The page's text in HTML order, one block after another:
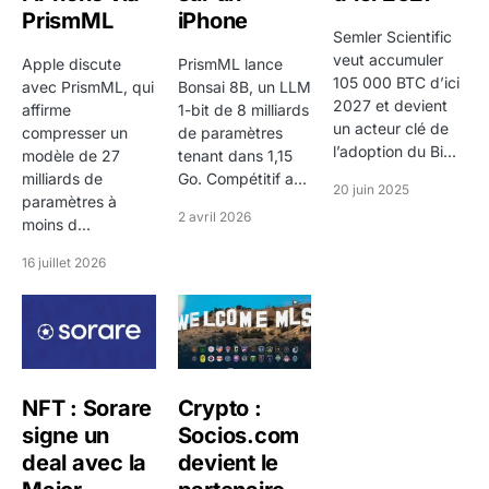
de l'entreprise font aussi partie du contexte à
surveiller. Ils influencent la base d'investisseurs, la
sensibilité à certaines données macro et parfois la
manière dont le titre est valorisé face à ses pairs.
Comment evolue le cours de Michelin
(CGDE) sur les differents horizons de
temps ?
variation de 1,14%. Ce repere est utile pour suivre la
seance, mais il reste insuffisant s'il est observe seul.
Pour distinguer un simple bruit de marche d'un
mouvement plus structurel, il faut aussi regarder la
trajectoire sur cinq jours, un mois, trois mois, six
mois, le debut d'annee et un an. Cette lecture aide a
replacer le titre dans une logique de momentum
plutot que dans une reaction emotionnelle au dernier
PrismML
Apple discute
avec PrismML, qui
affirme
compresser un
modèle de 27
milliards de
paramètres à
moins d...
16 juillet 2026
iPhone
PrismML lance
Bonsai 8B, un LLM
1-bit de 8 milliards
de paramètres
tenant dans 1,15
Go. Compétitif a...
2 avril 2026
Semler Scientific
veut accumuler
105 000 BTC d’ici
2027 et devient
un acteur clé de
l’adoption du Bi...
20 juin 2025
NFT : Sorare
signe un
deal avec la
Crypto :
Socios.com
devient le